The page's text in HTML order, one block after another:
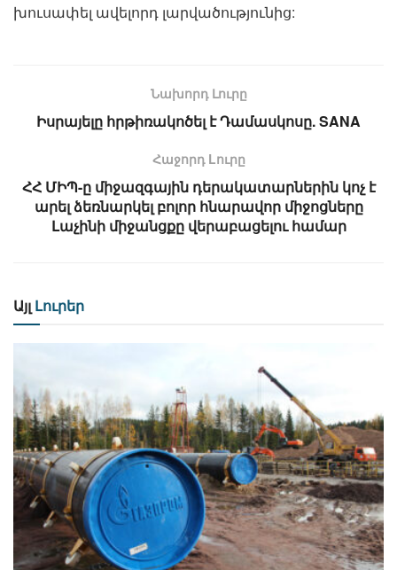
խուսափել ավելորդ լարվածությունից:
Նախորդ Լուրը
Իսրայելը հրթիռակոծել է Դամասկոսը. SANA
Հաջորդ Lուրը
ՀՀ ՄԻՊ-ը միջազգային դերակատարներին կոչ է
արել ձեռնարկել բոլոր հնարավոր միջոցները
Լաչինի միջանցքը վերաբացելու համար
Այլ Լուրեր